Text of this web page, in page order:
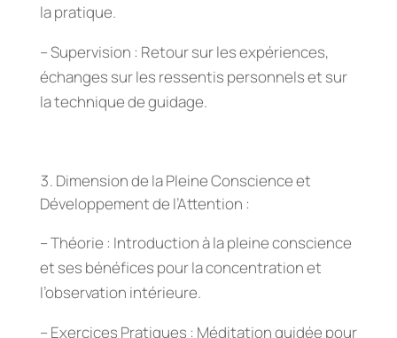
la pratique.
– Supervision : Retour sur les expériences,
échanges sur les ressentis personnels et sur
la technique de guidage.
Dimension de la Pleine Conscience et
Développement de l’Attention :
– Théorie : Introduction à la pleine conscience
et ses bénéfices pour la concentration et
l’observation intérieure.
– Exercices Pratiques : Méditation guidée pour